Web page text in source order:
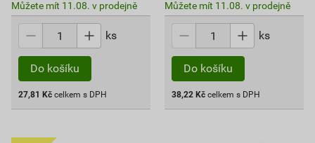
Můžete mít 11.08. v prodejně
ks
Do košíku
27,81 Kč celkem s DPH
Můžete mít 11.08. v prodejně
ks
Do košíku
38,22 Kč celkem s DPH